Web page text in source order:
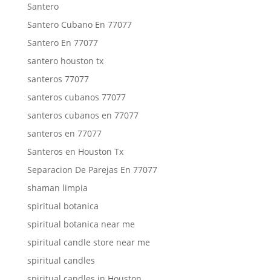
Santero
Santero Cubano En 77077
Santero En 77077
santero houston tx
santeros 77077
santeros cubanos 77077
santeros cubanos en 77077
santeros en 77077
Santeros en Houston Tx
Separacion De Parejas En 77077
shaman limpia
spiritual botanica
spiritual botanica near me
spiritual candle store near me
spiritual candles